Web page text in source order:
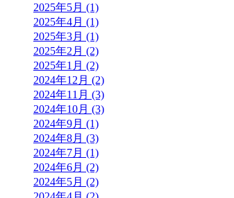
2025年5月 (1)
2025年4月 (1)
2025年3月 (1)
2025年2月 (2)
2025年1月 (2)
2024年12月 (2)
2024年11月 (3)
2024年10月 (3)
2024年9月 (1)
2024年8月 (3)
2024年7月 (1)
2024年6月 (2)
2024年5月 (2)